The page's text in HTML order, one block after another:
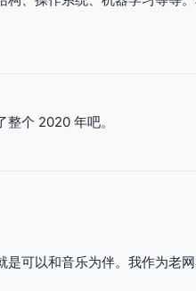
个 2020 年吧。
可以和音乐为伴。我作为老